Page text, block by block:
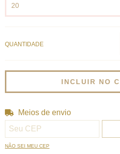
20
QUANTIDADE
Entregas para o CEP:
Meios de envio
NÃO SEI MEU CEP